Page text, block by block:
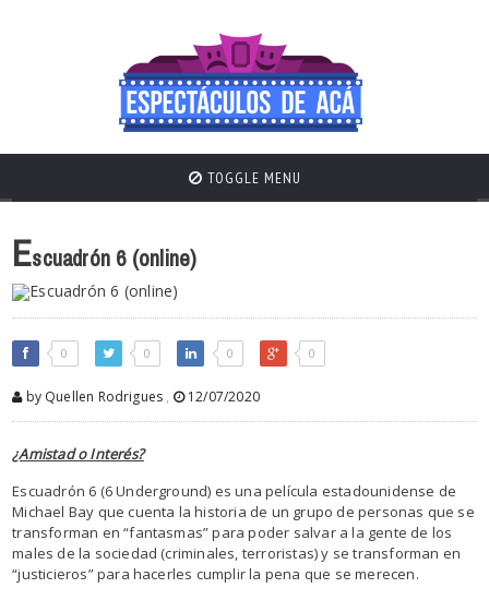
TOGGLE MENU
Escuadrón 6 (online)
0 0 0 0
by Quellen Rodrigues , 12/07/2020
¿Amistad o Interés?
Escuadrón 6 (6 Underground) es una película estadounidense de
Michael Bay que cuenta la historia de un grupo de personas que se
transforman en “fantasmas” para poder salvar a la gente de los
males de la sociedad (criminales, terroristas) y se transforman en
“justicieros” para hacerles cumplir la pena que se merecen.